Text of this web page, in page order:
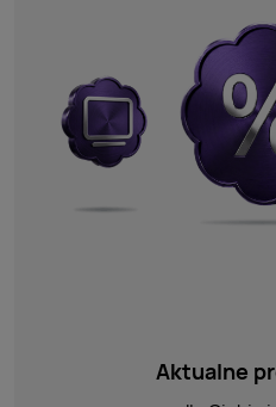
Aktualne